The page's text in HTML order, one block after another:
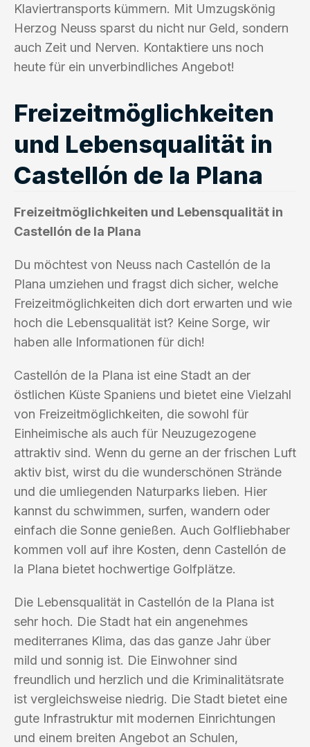
Klaviertransports kümmern. Mit Umzugskönig
Herzog Neuss sparst du nicht nur Geld, sondern
auch Zeit und Nerven. Kontaktiere uns noch
heute für ein unverbindliches Angebot!
Freizeitmöglichkeiten
und Lebensqualität in
Castellón de la Plana
Freizeitmöglichkeiten und Lebensqualität in
Castellón de la Plana
Du möchtest von Neuss nach Castellón de la
Plana umziehen und fragst dich sicher, welche
Freizeitmöglichkeiten dich dort erwarten und wie
hoch die Lebensqualität ist? Keine Sorge, wir
haben alle Informationen für dich!
Castellón de la Plana ist eine Stadt an der
östlichen Küste Spaniens und bietet eine Vielzahl
von Freizeitmöglichkeiten, die sowohl für
Einheimische als auch für Neuzugezogene
attraktiv sind. Wenn du gerne an der frischen Luft
aktiv bist, wirst du die wunderschönen Strände
und die umliegenden Naturparks lieben. Hier
kannst du schwimmen, surfen, wandern oder
einfach die Sonne genießen. Auch Golfliebhaber
kommen voll auf ihre Kosten, denn Castellón de
la Plana bietet hochwertige Golfplätze.
Die Lebensqualität in Castellón de la Plana ist
sehr hoch. Die Stadt hat ein angenehmes
mediterranes Klima, das das ganze Jahr über
mild und sonnig ist. Die Einwohner sind
freundlich und herzlich und die Kriminalitätsrate
ist vergleichsweise niedrig. Die Stadt bietet eine
gute Infrastruktur mit modernen Einrichtungen
und einem breiten Angebot an Schulen,